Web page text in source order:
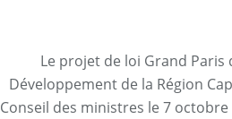
Le projet de loi Grand
Développement de la Région
Conseil des ministres le 7